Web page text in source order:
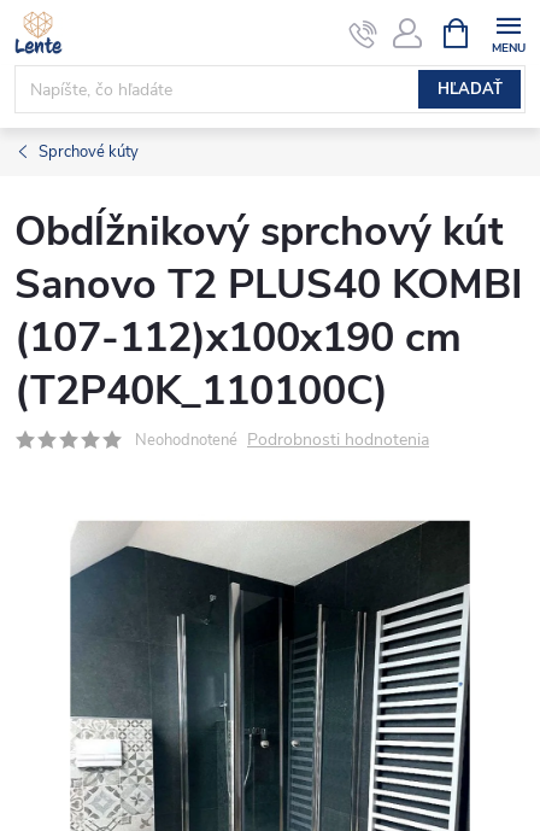
Prejsť
na
obsah
HĽADAŤ
KOŠÍK
Sprchové kúty
Obdĺžnikový sprchový kút
Sanovo T2 PLUS40 KOMBI
(107-112)x100x190 cm
(T2P40K_110100C)
Neohodnotené Podrobnosti hodnotenia